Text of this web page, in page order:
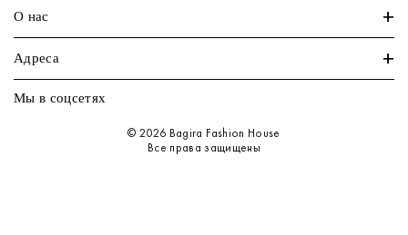
О нас +
Адреса +
Мы в соцсетях
© 2026 Bagira Fashion House
Все права защищены